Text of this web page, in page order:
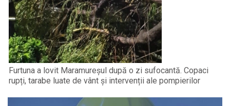
Furtuna a lovit Maramureșul după o zi sufocantă. Copaci
rupți, tarabe luate de vânt și intervenții ale pompierilor